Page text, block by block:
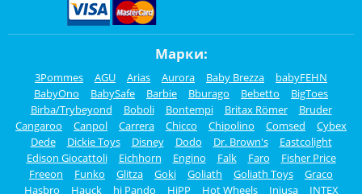
Марки:
3Pommes AGU Arias Aurora Baby Brezza
babyFEHN
BabyOno
BabySafe Barbie Bburago Bebetto
BigToes
Birba/Trybeyond
Boboli Bontempi Britax Römer
Bruder
Cangaroo
Canpol Carrera Chicco Chipolino Comsed
Cybex
Dede
Dickie Toys Disney Dodo Dr. Brown's
Eastcolight
Edison Giocattoli
Eichhorn Engino Falk Faro
Fisher Price
Freeon
Funko Glitza Goki Goliath Goliath Toys
Graco
Hasbro
Hauck hi Pando HiPP Hot Wheels Injusa
INTEX